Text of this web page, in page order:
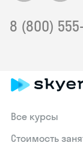
8 (800)
Все курсы
Стоимость